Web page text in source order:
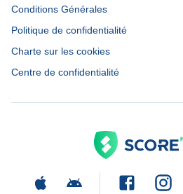
Conditions Générales
Politique de confidentialité
Charte sur les cookies
Centre de confidentialité